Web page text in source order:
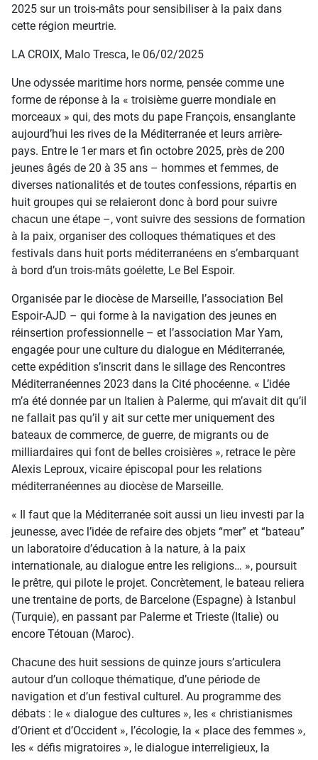
2025 sur un trois-mâts pour sensibiliser à la paix dans
cette région meurtrie.
LA CROIX, Malo Tresca, le 06/02/2025
Une odyssée maritime hors norme, pensée comme une
forme de réponse à la « troisième guerre mondiale en
morceaux » qui, des mots du pape François, ensanglante
aujourd’hui les rives de la Méditerranée et leurs arrière-
pays. Entre le 1er mars et fin octobre 2025, près de 200
jeunes âgés de 20 à 35 ans – hommes et femmes, de
diverses nationalités et de toutes confessions, répartis en
huit groupes qui se relaieront donc à bord pour suivre
chacun une étape –, vont suivre des sessions de formation
à la paix, organiser des colloques thématiques et des
festivals dans huit ports méditerranéens en s’embarquant
à bord d’un trois-mâts goélette, Le Bel Espoir.
Organisée par le diocèse de Marseille, l’association Bel
Espoir-AJD – qui forme à la navigation des jeunes en
réinsertion professionnelle – et l’association Mar Yam,
engagée pour une culture du dialogue en Méditerranée,
cette expédition s’inscrit dans le sillage des Rencontres
Méditerranéennes 2023 dans la Cité phocéenne. « L’idée
m’a été donnée par un Italien à Palerme, qui m’avait dit qu’il
ne fallait pas qu’il y ait sur cette mer uniquement des
bateaux de commerce, de guerre, de migrants ou de
milliardaires qui font de belles croisières », retrace le père
Alexis Leproux, vicaire épiscopal pour les relations
méditerranéennes au diocèse de Marseille.
« Il faut que la Méditerranée soit aussi un lieu investi par la
jeunesse, avec l’idée de refaire des objets “mer” et “bateau”
un laboratoire d’éducation à la nature, à la paix
internationale, au dialogue entre les religions… », poursuit
le prêtre, qui pilote le projet. Concrètement, le bateau reliera
une trentaine de ports, de Barcelone (Espagne) à Istanbul
(Turquie), en passant par Palerme et Trieste (Italie) ou
encore Tétouan (Maroc).
Chacune des huit sessions de quinze jours s’articulera
autour d’un colloque thématique, d’une période de
navigation et d’un festival culturel. Au programme des
débats : le « dialogue des cultures », les « christianismes
d’Orient et d’Occident », l’écologie, la « place des femmes »,
les « défis migratoires », le dialogue interreligieux, la